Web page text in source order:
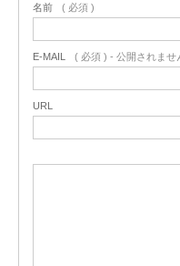
名前 ( 必須 )
E-MAIL ( 必須 ) - 公開されませ
URL